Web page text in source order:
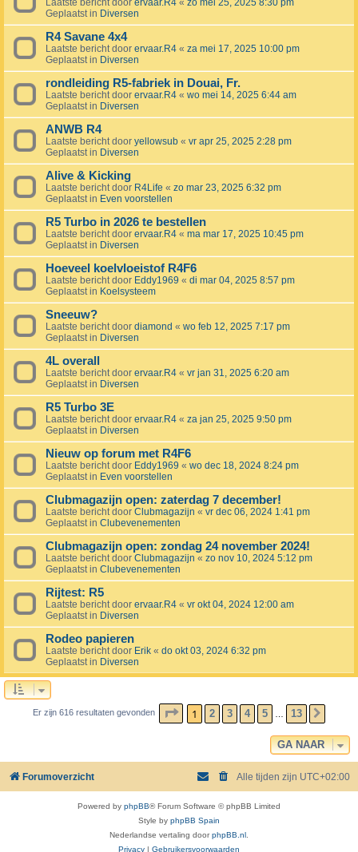
Laatste bericht door ervaar.R4 « zo mei 25, 2025 8:30 pm
Geplaatst in Diversen
R4 Savane 4x4
Laatste bericht door ervaar.R4 « za mei 17, 2025 10:00 pm
Geplaatst in Diversen
rondleiding R5-fabriek in Douai, Fr.
Laatste bericht door ervaar.R4 « wo mei 14, 2025 6:44 am
Geplaatst in Diversen
ANWB R4
Laatste bericht door yellowsub « vr apr 25, 2025 2:28 pm
Geplaatst in Diversen
Alive & Kicking
Laatste bericht door R4Life « zo mar 23, 2025 6:32 pm
Geplaatst in Even voorstellen
R5 Turbo in 2026 te bestellen
Laatste bericht door ervaar.R4 « ma mar 17, 2025 10:45 pm
Geplaatst in Diversen
Hoeveel koelvloeistof R4F6
Laatste bericht door Eddy1969 « di mar 04, 2025 8:57 pm
Geplaatst in Koelsysteem
Sneeuw?
Laatste bericht door diamond « wo feb 12, 2025 7:17 pm
Geplaatst in Diversen
4L overall
Laatste bericht door ervaar.R4 « vr jan 31, 2025 6:20 am
Geplaatst in Diversen
R5 Turbo 3E
Laatste bericht door ervaar.R4 « za jan 25, 2025 9:50 pm
Geplaatst in Diversen
Nieuw op forum met R4F6
Laatste bericht door Eddy1969 « wo dec 18, 2024 8:24 pm
Geplaatst in Even voorstellen
Clubmagazijn open: zaterdag 7 december!
Laatste bericht door Clubmagazijn « vr dec 06, 2024 1:41 pm
Geplaatst in Clubevenementen
Clubmagazijn open: zondag 24 november 2024!
Laatste bericht door Clubmagazijn « zo nov 10, 2024 5:12 pm
Geplaatst in Clubevenementen
Rijtest: R5
Laatste bericht door ervaar.R4 « vr okt 04, 2024 12:00 am
Geplaatst in Diversen
Rodeo papieren
Laatste bericht door Erik « do okt 03, 2024 6:32 pm
Geplaatst in Diversen
Er zijn 616 resultaten gevonden PAGINA VAN 13
1 2 3 4 5 13
GA NAAR
Forumoverzicht Alle tijden zijn UTC+02:00
Powered by phpBB® Forum Software © phpBB Limited
Style by phpBB Spain
Nederlandse vertaling doorphpBB.nl .
Privacy
Gebruikersvoorwaarden